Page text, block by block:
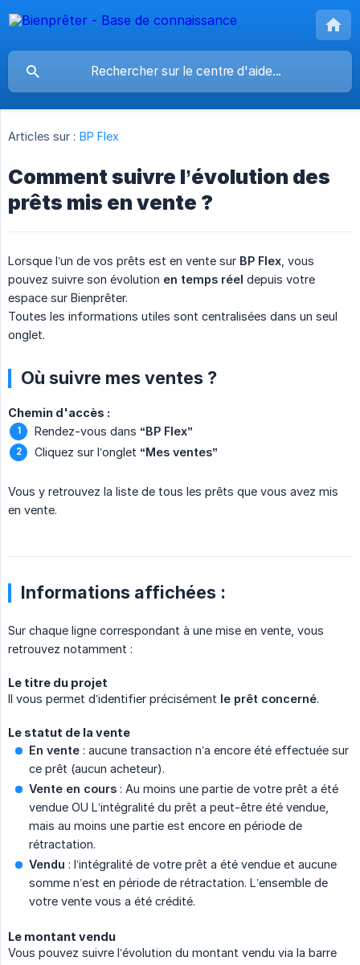
Articles sur : BP Flex
Comment suivre l’évolution des
prêts mis en vente ?
Lorsque l’un de vos prêts est en vente sur BP Flex , vous
pouvez suivre son évolution en temps réel depuis votre
espace sur Bienprêter.
Toutes les informations utiles sont centralisées dans un seul
onglet.
Où suivre mes ventes ?
Chemin d'accès :
Rendez-vous dans “BP Flex”
Cliquez sur l’onglet “Mes ventes”
Vous y retrouvez la liste de tous les prêts que vous avez mis
en vente.
Informations affichées :
Sur chaque ligne correspondant à une mise en vente, vous
retrouvez notamment :
Le titre du projet
Il vous permet d’identifier précisément le prêt concerné.
Le statut de la vente
En vente : aucune transaction n’a encore été effectuée sur
ce prêt (aucun acheteur).
Vente en cours : Au moins une partie de votre prêt a été
vendue OU L’intégralité du prêt a peut-être été vendue,
mais au moins une partie est encore en période de
rétractation.
Vendu : l’intégralité de votre prêt a été vendue et aucune
somme n’est en période de rétractation. L’ensemble de
votre vente vous a été crédité.
Le montant vendu
Vous pouvez suivre l’évolution du montant vendu via la barre